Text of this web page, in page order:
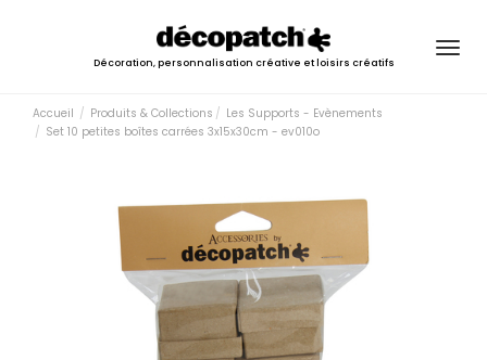
Décoration, personnalisation créative et loisirs créatifs
Accueil Produits & Collections
Les Supports - Evènements
Set 10 petites boîtes carrées 3x15x30cm - ev010o